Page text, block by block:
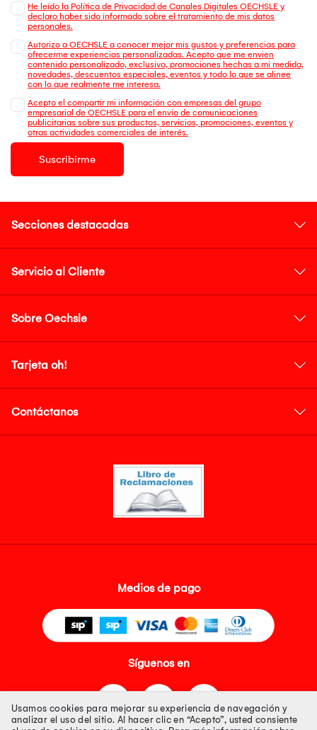
He leído la Política de Privacidad de Canales Digitales OECHSLE y
declaro haber sido informado sobre el tratamiento de mis datos
personales.
Autorizo a OECHSLE a conocer mejor mis gustos y preferencias para
ofrecerme experiencias personalizadas. Acepto que me envien
contenido personalizado, exclusivo, promociones hechas a mi medida,
novedades, descuentos especiales, eventos y todo lo que se alinee
con lo que realmente me interesa.
Acepto el compartir mi información con empresas del grupo
empresarial de OECHSLE para el envío de comunicaciones
publicitarias sobre sus productos, servicios, promociones, eventos y
otras actividades comerciales de interés.
Suscribirme
Secciones destacadas
Servicio al Cliente
Sobre Oechsle
Tarjeta oh!
Contáctanos
Medios de pago
Síguenos en
Usamos cookies para mejorar su experiencia de navegación y
analizar el uso del sitio. Al hacer clic en “Acepto”, usted consiente